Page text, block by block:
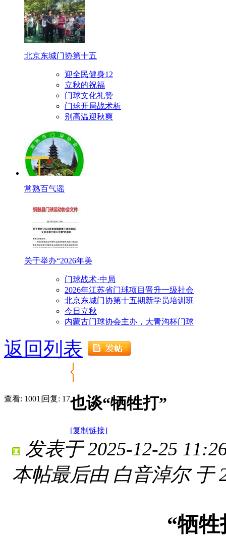
北京东城门协第十五
迎全民健身12
立秋的祝福
门球文化礼赞
门球开局战术析
别高温迎秋爽
常熟百气谣
关于举办“2026年美
门球战术·中局
2026年江苏省门球项目晋升一级社会
北京东城门协第十五期新学员培训班
今日立秋
内蒙古门球协会主办，大青沟杯门球
返回列表
查看: 1001 |回复: 17也谈“牺牲打”
[复制链接]
发表于 2025-12-25
本帖最后由 白音淖尔 于
“牺牲